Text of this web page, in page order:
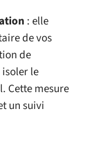
: elle
de vos
de
isoler le
Cette mesure
un suivi